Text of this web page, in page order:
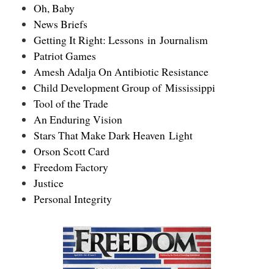
Oh, Baby
News Briefs
Getting It Right: Lessons in Journalism
Patriot Games
Amesh Adalja On Antibiotic Resistance
Child Development Group of Mississippi
Tool of the Trade
An Enduring Vision
Stars That Make Dark Heaven Light
Orson Scott Card
Freedom Factory
Justice
Personal Integrity